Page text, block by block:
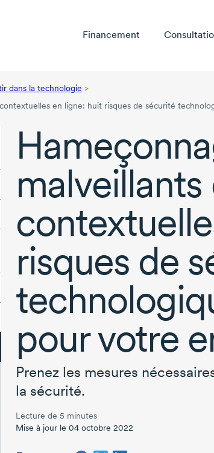
Financement
dans la technologie >
en ligne: huit risques de sécurité
risques de
pour votre
Prenez les mesures
la sécurité.
Lecture de 5 minutes
Mise à jour le 04 octobre 2022